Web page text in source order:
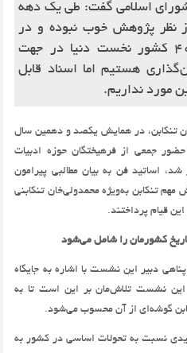
اسلامی گفت: طی یک دهه
از نظر پژوهش خوب نبوده و در
حالیکه ما در زمره 30 تا 40 کشور نخست دنیا در جهت
هستیم اما اسناد قابل
مورد نداریم.
تنکابن، در همایش یکصد و دهمین سال
جمعی از فرهیختگان حوزه ادبیات
شد، اساتید فن به بیان مطالبی پیرامون
تنکابن به‌ویژه محمدولی‌خان تنکابنی
قیام پرداختند.
کشورمان را شامل می‌شود
دبیر این نشست با اشاره به جایگاه
نشست تلاش‌مان بر این است تا به
گوشه‌ای از آن محسوب می‌شود.
نسبت به تحولات اساسی در کشور به